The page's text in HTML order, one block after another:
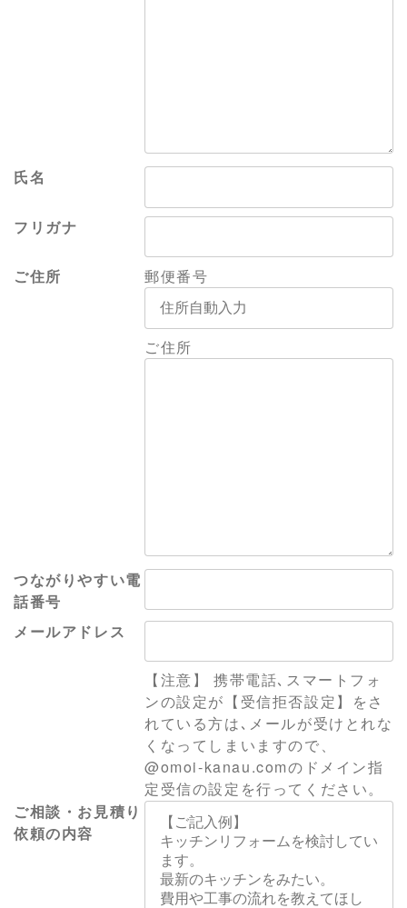
氏名
フリガナ
ご住所 郵便番号
ご住所
つながりやすい電
話番号
メールアドレス
【注意】 携帯電話､スマートフォ
ンの設定が【受信拒否設定】をさ
れている方は､メールが受けとれな
くなってしまいますので、
@omoi-kanau.comのドメイン指
定受信の設定を行ってください。
ご相談・お見積り
依頼の内容